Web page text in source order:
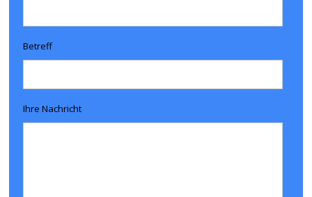
Betreff
Ihre Nachricht